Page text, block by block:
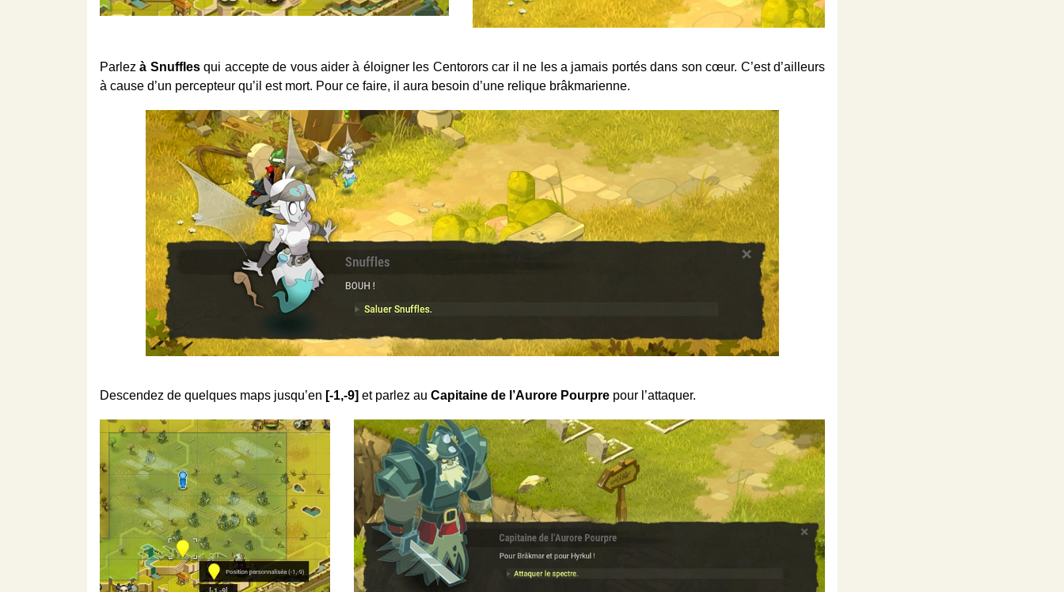
Parlezà Snufflesqui accepte de vous aider à éloigner les Centorors car il ne les a jamais portés dans son cœur. C’est d’ailleurs
à cause d’un percepteur qu’il est mort. Pour ce faire, il aura besoin d’une relique brâkmarienne.
Descendez de quelques maps jusqu’en [-1,-9] et parlez au Capitaine de l’Aurore Pourpre pour l’attaquer.